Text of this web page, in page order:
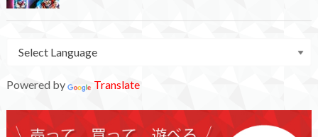
Powered by Translate